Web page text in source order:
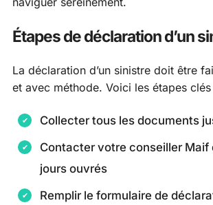
Étapes de déclaration d’un
La déclaration d’un sinistre doit être
et avec méthode. Voici les étapes clés
Collecter tous les documents
Contacter votre conseiller Maif
jours ouvrés
Remplir le formulaire de